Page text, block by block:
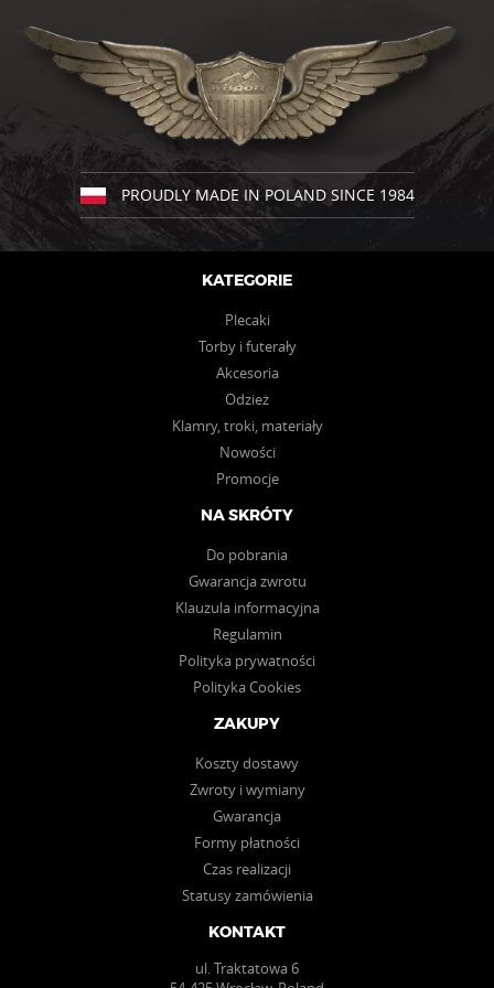
wariantów.
Opcje
można
wybrać
na
stronie
produktu
wariantów.
Opcje
można
stronie
produktu
PROUDLY MADE IN POLAND SINCE 1984
KATEGORIE
Plecaki
Torby i futerały
Akcesoria
Odzież
Klamry, troki, materiały
Nowości
Promocje
NA SKRÓTY
Do pobrania
Gwarancja zwrotu
Klauzula informacyjna
Regulamin
Polityka prywatności
Polityka Cookies
ZAKUPY
Koszty dostawy
Zwroty i wymiany
Gwarancja
Formy płatności
Czas realizacji
Statusy zamówienia
KONTAKT
ul. Traktatowa 6